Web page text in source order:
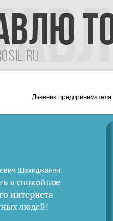
Дневник предпринимателя
Шахиджанян:
в спокойное
интернета
людей!